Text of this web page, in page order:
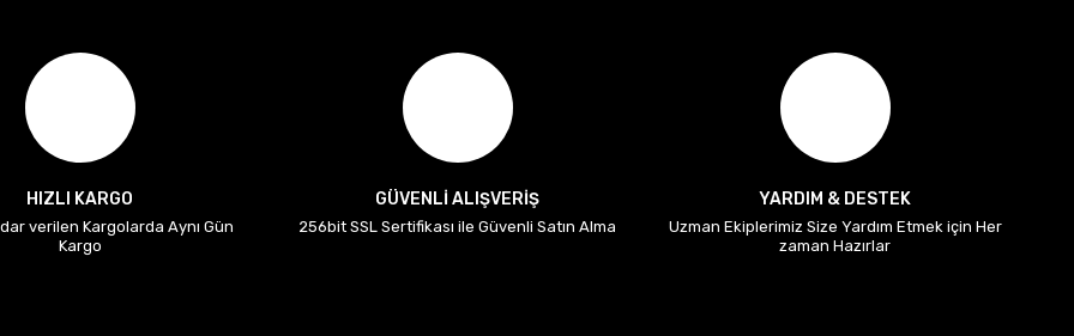
HIZLI KARGO
verilen Kargolarda Aynı Gün
Kargo
GÜVENLİ ALIŞVERİŞ
256bit SSL Sertifikası ile Güvenli Satın Alma
YARDIM & DESTEK
Uzman Ekiplerimiz Size Yardım Etmek için Her
zaman Hazırlar